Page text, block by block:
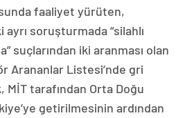
faaliyet yürüten,
soruşturmada “silahlı
suçlarından iki aranması olan
Arananlar Listesi’nde gri
tarafından Orta Doğu
getirilmesinin ardından